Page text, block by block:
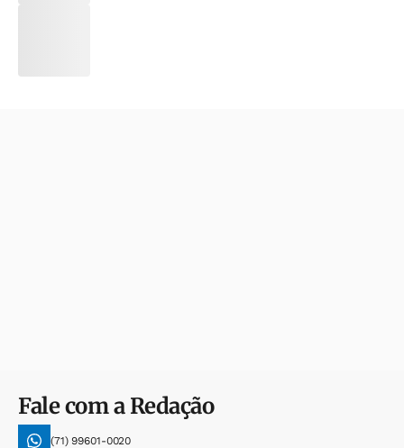
Fale com a Redação
(71) 99601-0020